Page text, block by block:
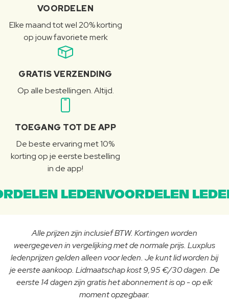
VOORDELEN
Elke maand tot wel 20% korting
op jouw favoriete merk
GRATIS VERZENDING
Op alle bestellingen. Altijd.
TOEGANG TOT DE APP
De beste ervaring met 10%
korting op je eerste bestelling
in de app!
LEDENVOORDELEN
Alle prijzen zijn inclusief BTW. Kortingen worden
weergegeven in vergelijking met de normale prijs. Luxplus
ledenprijzen gelden alleen voor leden. Je kunt lid worden bij
je eerste aankoop. Lidmaatschap kost 9,95 €/30 dagen. De
eerste 14 dagen zijn gratis het abonnement is op - op elk
moment opzegbaar.